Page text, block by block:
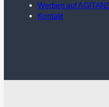
Werben auf
Kontakt